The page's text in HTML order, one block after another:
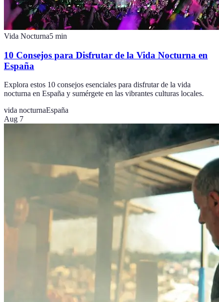
Vida Nocturna5 min
10 Consejos para Disfrutar de la Vida Nocturna en
España
Explora estos 10 consejos esenciales para disfrutar de la vida
nocturna en España y sumérgete en las vibrantes culturas locales.
vida nocturnaEspaña
Aug 7